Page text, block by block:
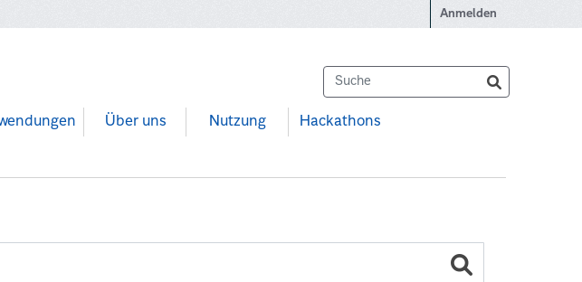
Anmelden
Über uns Nutzung Hackathons